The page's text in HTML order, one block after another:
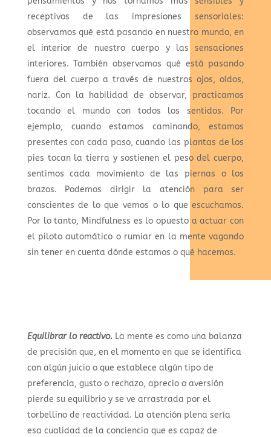
receptivos de las impresiones sensoriales:
observamos qué está pasando en nuestro mundo, en
el interior de nuestro cuerpo y las sensaciones
interiores. También observamos qué está pasando
fuera del cuerpo a través de nuestros ojos, oídos,
nariz. Con la habilidad de observar, practicamos
tocando el mundo con todos los sentidos. Por
ejemplo, cuando estamos caminando, estamos
presentes con cada paso, cuando las plantas de los
pies tocan la tierra y sostienen el peso del cuerpo,
sentimos cada movimiento de las piernas o los
brazos. Podemos dirigir la atención para ser
conscientes de lo que vemos o lo que escuchamos.
Por lo tanto, Mindfulness es lo opuesto a actuar con
el piloto automático o rumiar en la mente vagando
sin tener en cuenta dónde estamos o qué hacemos.
Equilibrar lo reactivo. La mente es como una balanza
de precisión que, en el momento en que se identifica
con algún juicio o que establece algún tipo de
preferencia, gusto o rechazo, aprecio o aversión
pierde su equilibrio y se ve arrastrada por el
torbellino de reactividad. La atención plena sería
esa cualidad de la conciencia que es capaz de